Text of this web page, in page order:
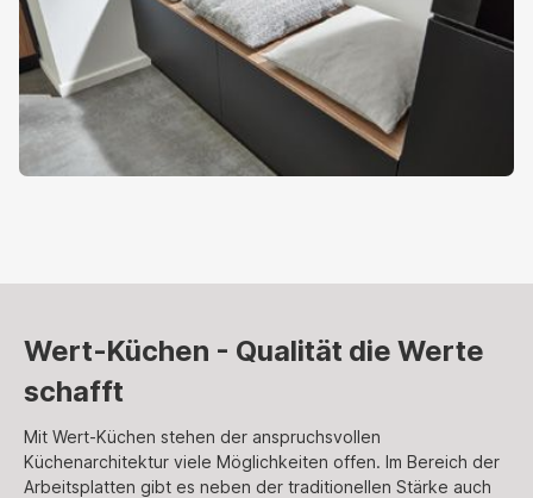
Wert-Küchen - Qualität die Werte
schafft
Mit Wert-Küchen stehen der anspruchsvollen
Küchenarchitektur viele Möglichkeiten offen. Im Bereich der
Arbeitsplatten gibt es neben der traditionellen Stärke auch